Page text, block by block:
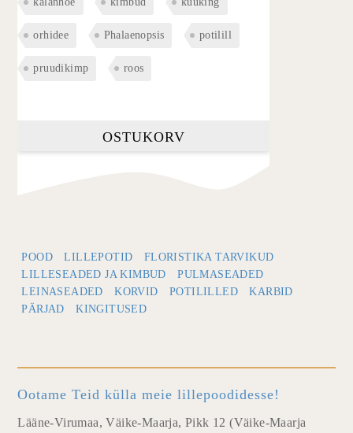
orhidee Phalaenopsis potilill
pruudikimp roos
OSTUKORV
POOD LILLEPOTID
FLORISTIKA TARVIKUD
LILLESEADED JA KIMBUD
PULMASEADED
LEINASEADED
KORVID POTILILLED
KARBID
PÄRJAD
KINGITUSED
Ootame Teid külla meie lillepoodidesse!
Lääne-Virumaa, Väike-Maarja, Pikk 12 (Väike-Maarja